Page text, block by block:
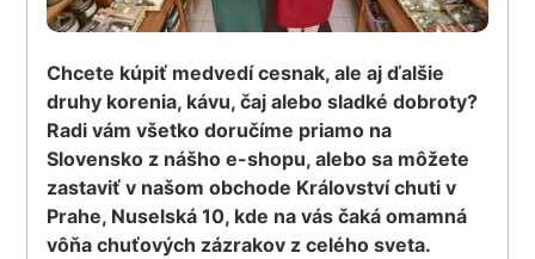
Chcete kúpiť medvedí cesnak, ale aj ďalšie
druhy korenia, kávu, čaj alebo sladké dobroty?
Radi vám všetko doručíme priamo na
Slovensko z nášho e-shopu, alebo sa môžete
zastaviť v našom obchode Království chuti v
Prahe, Nuselská 10, kde na vás čaká omamná
vôňa chuťových zázrakov z celého sveta.